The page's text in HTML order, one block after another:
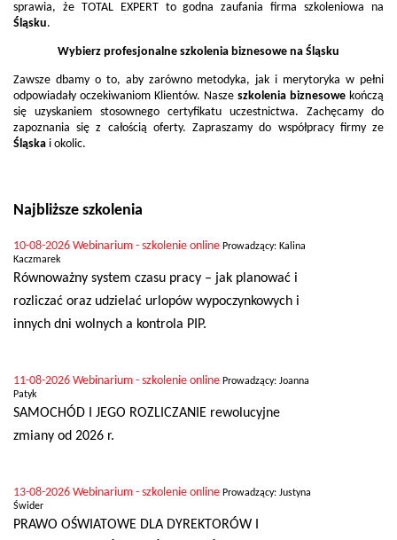
sprawia, że TOTAL EXPERT to godna zaufania firma szkoleniowa na
Śląsku.
Wybierz profesjonalne szkolenia biznesowe na Śląsku
Zawsze dbamy o to, aby zarówno metodyka, jak i merytoryka w pełni
odpowiadały oczekiwaniom Klientów. Nasze szkolenia biznesowe kończą
się uzyskaniem stosownego certyfikatu uczestnictwa. Zachęcamy do
zapoznania się z całością oferty. Zapraszamy do współpracy firmy ze
Śląska i okolic.
Najbliższe szkolenia
10-08-2026 Webinarium - szkolenie online Prowadzący: Kalina
Kaczmarek
Równoważny system czasu pracy – jak planować i
rozliczać oraz udzielać urlopów wypoczynkowych i
innych dni wolnych a kontrola PIP.
11-08-2026 Webinarium - szkolenie online Prowadzący: Joanna
Patyk
SAMOCHÓD I JEGO ROZLICZANIE rewolucyjne
zmiany od 2026 r.
13-08-2026 Webinarium - szkolenie online Prowadzący: Justyna
Świder
PRAWO OŚWIATOWE DLA DYREKTORÓW I